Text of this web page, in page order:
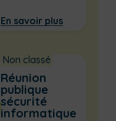
En savoir plus
Non classé
Réunion
publique
sécurité
informatique